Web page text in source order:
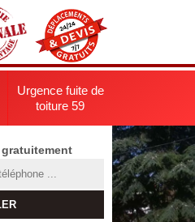
Urgence fuite de
toiture 59